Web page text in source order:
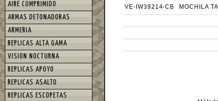
VE-IW39214-CB
MOCHILA
AIRE COMPRIMIDO
ARMAS DETONADORAS
ARMERIA
REPLICAS ALTA GAMA
VISION NOCTURNA
REPLICAS APOYO
REPLICAS ASALTO
REPLICAS ESCOPETAS